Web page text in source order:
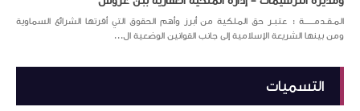
المـقـدمــــــة : عتبـر حق الملكية من أبرز وأهم الحقوق التي أقرتها الشرائع السماوية
ومن بينها الشريعة الإسلامية إلى جانب القوانين الوضعية ال...
التسميات